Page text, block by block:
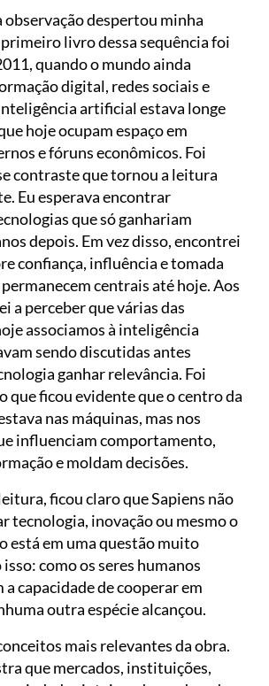
observação despertou minha
livro dessa sequência foi
quando o mundo ainda
digital, redes sociais e
artificial estava longe
hoje ocupam espaço em
e fóruns econômicos. Foi
contraste que tornou a leitura
Eu esperava encontrar
que só ganhariam
depois. Em vez disso, encontrei
confiança, influência e tomada
centrais até hoje. Aos
a perceber que várias das
associamos à inteligência
sendo discutidas antes
ganhar relevância. Foi
que ficou evidente que o centro da
nas máquinas, mas nos
influenciam comportamento,
e moldam decisões.
ficou claro que Sapiens não
tecnologia, inovação ou mesmo o
está em uma questão muito
como os seres humanos
capacidade de cooperar em
outra espécie alcançou.
mais relevantes da obra.
que mercados, instituições,